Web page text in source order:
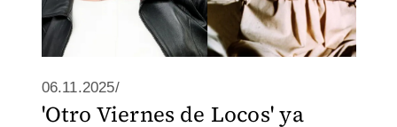
06.11.2025/
'Otro Viernes de Locos' ya